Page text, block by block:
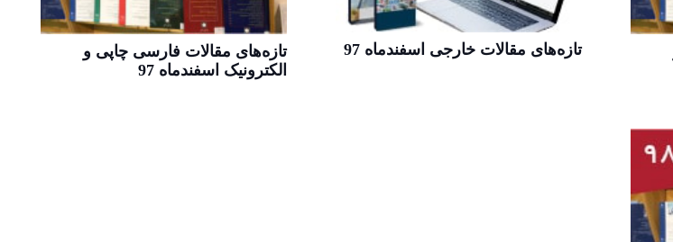
تازه‌های مقالات خارجی اسفند‌ماه 97
تازه‌های مقالات فارسی چاپی و
الکترونیک اسفندماه 97